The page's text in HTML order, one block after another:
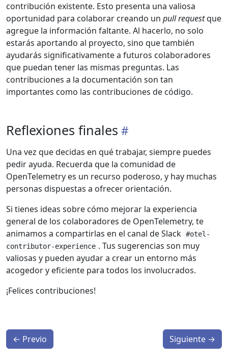
contribución existente. Esto presenta una valiosa
oportunidad para colaborar creando un pull requestque
agregue la información faltante. Al hacerlo, no solo
estarás aportando al proyecto, sino que también
ayudarás significativamente a futuros colaboradores
que puedan tener las mismas preguntas. Las
contribuciones a la documentación son tan
importantes como las contribuciones de código.
Reflexiones finales
Una vez que decidas en qué trabajar, siempre puedes
pedir ayuda. Recuerda que la comunidad de
OpenTelemetry es un recurso poderoso, y hay muchas
personas dispuestas a ofrecer orientación.
Si tienes ideas sobre cómo mejorar la experiencia
general de los colaboradores de OpenTelemetry, te
animamos a compartirlas en el canal de Slack #otel-
contributor-experience . Tus sugerencias son muy
valiosas y pueden ayudar a crear un entorno más
acogedor y eficiente para todos los involucrados.
¡Felices contribuciones!
← Previo Siguiente →